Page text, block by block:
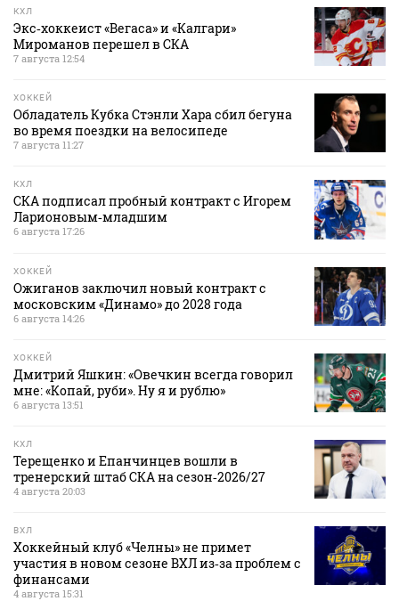
КХЛ
Экс‑хоккеист «Вегаса» и «Калгари»
Мироманов перешел в СКА
7 августа 12:54
ХОККЕЙ
Обладатель Кубка Стэнли Хара сбил бегуна
во время поездки на велосипеде
7 августа 11:27
КХЛ
СКА подписал пробный контракт с Игорем
Ларионовым‑младшим
6 августа 17:26
ХОККЕЙ
Ожиганов заключил новый контракт с
московским «Динамо» до 2028 года
6 августа 14:26
ХОККЕЙ
Дмитрий Яшкин: «Овечкин всегда говорил
мне: «Копай, руби». Ну я и рублю»
6 августа 13:51
КХЛ
Терещенко и Епанчинцев вошли в
тренерский штаб СКА на сезон‑2026/27
4 августа 20:03
ВХЛ
Хоккейный клуб «Челны» не примет
участия в новом сезоне ВХЛ из‑за проблем с
финансами
4 августа 15:31